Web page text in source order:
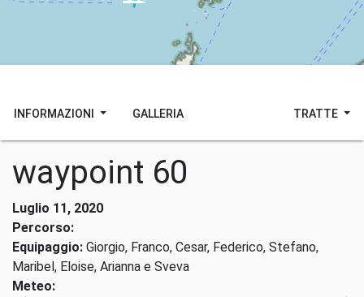
INFORMAZIONI GALLERIA TRATTE
waypoint 60
Luglio 11, 2020
Percorso:
Equipaggio: Giorgio, Franco, Cesar, Federico, Stefano,
Maribel, Eloise, Arianna e Sveva
Meteo: